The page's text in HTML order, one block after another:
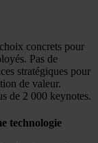
concrets pour
Pas de
stratégiques pour
de valeur.
de 2 000 keynotes.
technologie